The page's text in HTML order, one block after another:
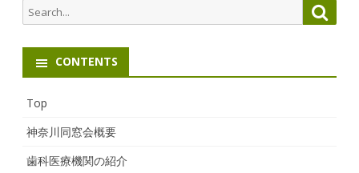
Search
for:
CONTENTS
Top
神奈川同窓会概要
歯科医療機関の紹介